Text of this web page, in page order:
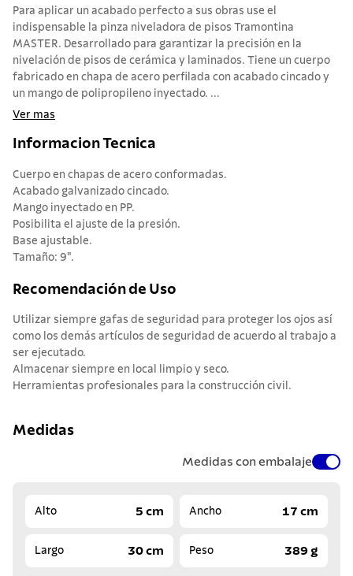
Para aplicar un acabado perfecto a sus obras use el
indispensable la pinza niveladora de pisos Tramontina
MASTER. Desarrollado para garantizar la precisión en la
nivelación de pisos de cerámica y laminados. Tiene un cuerpo
fabricado en chapa de acero perfilada con acabado cincado y
un mango de polipropileno inyectado. ...
Ver mas
Informacion Tecnica
Cuerpo en chapas de acero conformadas.
Acabado galvanizado cincado.
Mango inyectado en PP.
Posibilita el ajuste de la presión.
Base ajustable.
Tamaño: 9".
Recomendación de Uso
Utilizar siempre gafas de seguridad para proteger los ojos así
como los demás artículos de seguridad de acuerdo al trabajo a
ser ejecutado.
Almacenar siempre en local limpio y seco.
Herramientas profesionales para la construcción civil.
Medidas
Medidas con embalaje
Alto 5 cm Ancho 17 cm
Largo 30 cm Peso 389 g